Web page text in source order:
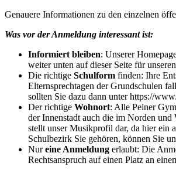
Genauere Informationen zu den einzelnen
Was vor der Anmeldung interessant ist:
Informiert bleiben: Unserer
weiter unten auf dieser Seite für unseren
Die richtige Schulform finden: Ihre
Elternsprechtagen der Grundschulen
sollten Sie dazu dann unter https://
Der richtige Wohnort: Alle Peiner
der Innenstadt auch die im Norden
stellt unser Musikprofil dar, da hier ein
Schulbezirk Sie gehören, können Sie
Nureine Anmeldung erlaubt: Die
Rechtsanspruch auf einen Platz an